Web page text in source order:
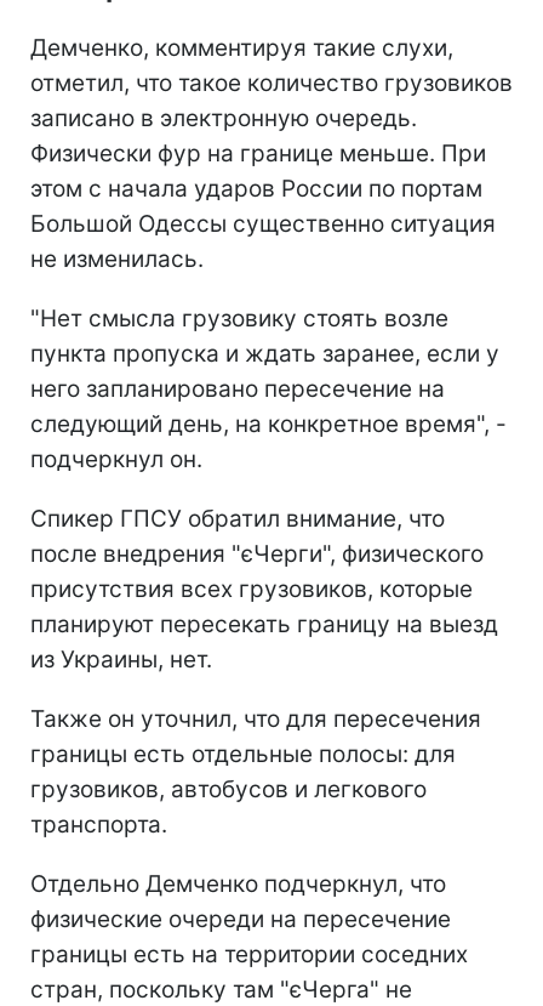
Демченко, комментируя такие слухи,
отметил, что такое количество грузовиков
записано в электронную очередь.
Физически фур на границе меньше. При
этом с начала ударов России по портам
Большой Одессы существенно ситуация
не изменилась.
"Нет смысла грузовику стоять возле
пункта пропуска и ждать заранее, если у
него запланировано пересечение на
следующий день, на конкретное время", -
подчеркнул он.
Спикер ГПСУ обратил внимание, что
после внедрения "єЧерги", физического
присутствия всех грузовиков, которые
планируют пересекать границу на выезд
из Украины, нет.
Также он уточнил, что для пересечения
границы есть отдельные полосы: для
грузовиков, автобусов и легкового
транспорта.
Отдельно Демченко подчеркнул, что
физические очереди на пересечение
границы есть на территории соседних
стран, поскольку там "єЧерга" не